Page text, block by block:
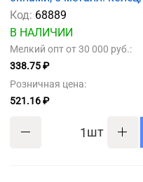
Код: 68889
В НАЛИЧИИ
Мелкий опт от 30 000 руб.:
338.75 ₽
Розничная цена:
521.16 ₽
шт